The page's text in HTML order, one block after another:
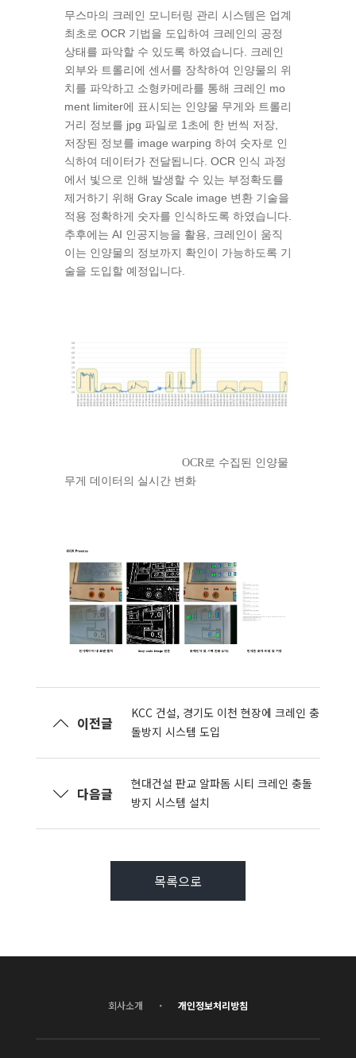
무스마의 크레인 모니터링 관리 시스템은 업계
최초로 OCR 기법을 도입하여 크레인의 공정
상태를 파악할 수 있도록 하였습니다. 크레인
외부와 트롤리에 센서를 장착하여 인양물의 위
치를 파악하고 소형카메라를 통해 크레인 mo
ment limiter에 표시되는 인양물 무게와 트롤리
거리 정보를 jpg 파일로 1초에 한 번씩 저장,
저장된 정보를 image warping 하여 숫자로 인
식하여 데이터가 전달됩니다. OCR 인식 과정
에서 빛으로 인해 발생할 수 있는 부정확도를
제거하기 위해 Gray Scale image 변환 기술을
적용 정확하게 숫자를 인식하도록 하였습니다.
추후에는 AI 인공지능을 활용, 크레인이 움직
이는 인양물의 정보까지 확인이 가능하도록 기
술을 도입할 예정입니다.
OCR로 수집된 인양물
무게 데이터의 실시간 변화
이전글
KCC 건설, 경기도 이천 현장에 크레인 충
돌방지 시스템 도입
다음글
현대건설 판교 알파돔 시티 크레인 충돌
방지 시스템 설치
목록으로
회사소개 · 개인정보처리방침